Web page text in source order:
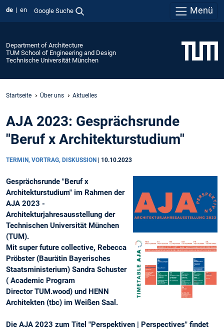
de en Google Suche Menü
Department of Architecture
TUM School of Engineering and Design
Technische Universität München
Startseite Über uns Aktuelles
AJA 2023: Gesprächsrunde
"Beruf x Architekturstudium"
TERMIN, VORTRAG, DISKUSSION 10.10.2023
Gesprächsrunde "Beruf x
Architekturstudium" im Rahmen der
AJA 2023 -
Architekturjahresausstellung der
Technischen Universität München
(TUM).
Mit super future collective, Rebecca
Pröbster (Baurätin Bayerisches
Staatsministerium) Sandra Schuster
( Academic Program
Director TUM.wood) und HENN
Architekten (tbc) im Weißen Saal.
Die AJA 2023 zum Titel "Perspektiven | Perspectives" findet